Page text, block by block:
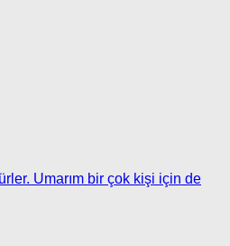
Umarım bir çok kişi için de